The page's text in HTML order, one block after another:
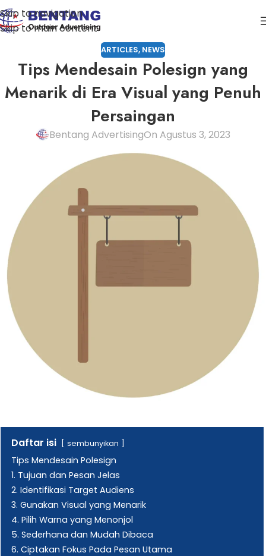
Skip to navigation
Skip to main content
ARTICLES, NEWS
Tips Mendesain Polesign yang
Menarik di Era Visual yang Penuh
Persaingan
Bentang AdvertisingOn Agustus 3, 2023
Daftar isi sembunyikan
Tips Mendesain Polesign
1. Tujuan dan Pesan Jelas
2. Identifikasi Target Audiens
3. Gunakan Visual yang Menarik
4. Pilih Warna yang Menonjol
5. Sederhana dan Mudah Dibaca
6. Ciptakan Fokus Pada Pesan Utama